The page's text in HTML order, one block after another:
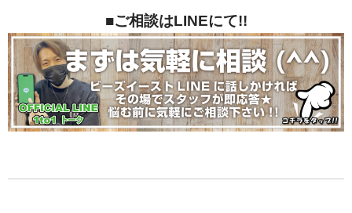
■ご相談はLINEにて!!